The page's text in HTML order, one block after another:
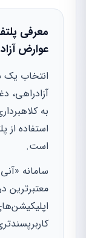
معرفی
عوارض
انتخاب یک
آزادراهی،
به
استفاده
است.
سامانه
معتبرترین